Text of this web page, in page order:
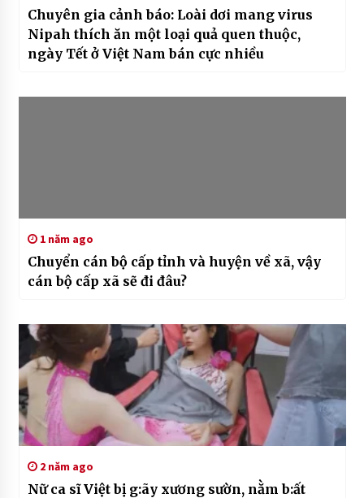
Chuyên gia cảnh báo: Loài dơi mang virus
Nipah thích ăn một loại quả quen thuộc,
ngày Tết ở Việt Nam bán cực nhiều
1 năm ago
Chuyển cán bộ cấp tỉnh và huyện về xã, vậy
cán bộ cấp xã sẽ đi đâu?
2 năm ago
Nữ ca sĩ Việt bị g:ãy xương sườn, nằm b:ất